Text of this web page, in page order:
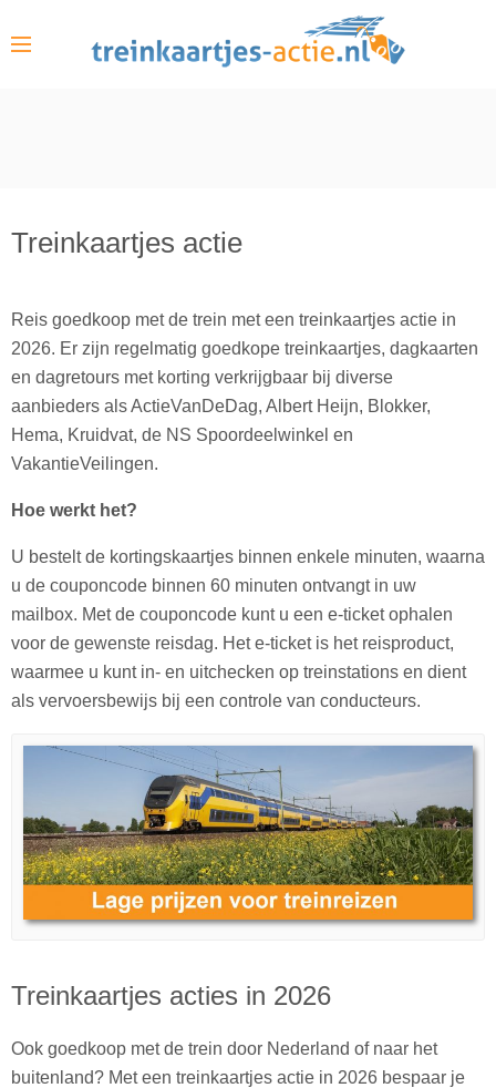
Treinkaartjes actie
Reis goedkoop met de trein met een treinkaartjes actie in
2026. Er zijn regelmatig goedkope treinkaartjes, dagkaarten
en dagretours met korting verkrijgbaar bij diverse
aanbieders als ActieVanDeDag, Albert Heijn, Blokker,
Hema, Kruidvat, de NS Spoordeelwinkel en
VakantieVeilingen.
Hoe werkt het?
U bestelt de kortingskaartjes binnen enkele minuten, waarna
u de couponcode binnen 60 minuten ontvangt in uw
mailbox. Met de couponcode kunt u een e-ticket ophalen
voor de gewenste reisdag. Het e-ticket is het reisproduct,
waarmee u kunt in- en uitchecken op treinstations en dient
als vervoersbewijs bij een controle van conducteurs.
Treinkaartjes acties in 2026
Ook goedkoop met de trein door Nederland of naar het
buitenland? Met een treinkaartjes actie in 2026 bespaar je